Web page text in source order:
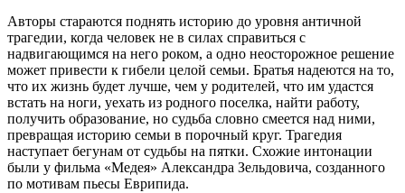
Авторы стараются поднять историю до уровня античной
трагедии, когда человек не в силах справиться с
надвигающимся на него роком, а одно неосторожное решение
может привести к гибели целой семьи. Братья надеются на то,
что их жизнь будет лучше, чем у родителей, что им удастся
встать на ноги, уехать из родного поселка, найти работу,
получить образование, но судьба словно смеется над ними,
превращая историю семьи в порочный круг. Трагедия
наступает бегунам от судьбы на пятки. Схожие интонации
были у фильма «Медея» Александра Зельдовича, созданного
по мотивам пьесы Еврипида.